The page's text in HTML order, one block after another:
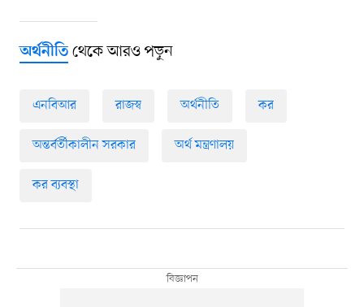
অর্থনীতিথেকে আরও পড়ুন
এনবিআর রাজস্ব অর্থনীতি কর
অন্তর্বর্তীকালীন সরকার অর্থ মন্ত্রণালয়
কর ব্যবস্থা